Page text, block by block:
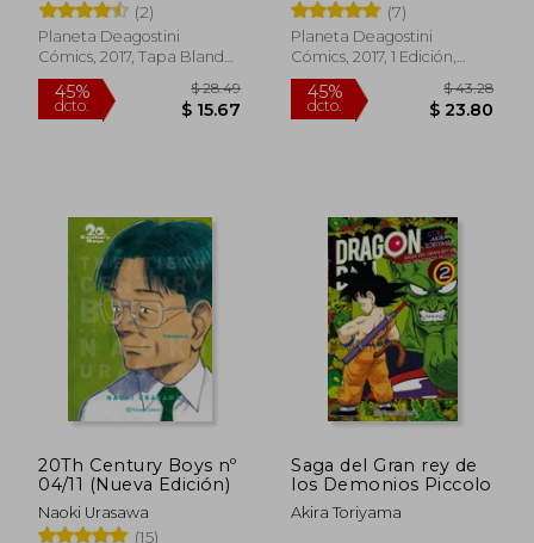
45%
dcto. $ 26.74
45%
dcto.
(2)
Planeta Deagostini
Cómics, 2017, Tapa Blanda,
Nuevo
(7)
Planeta Deagostini
Cómics, 2017, 1 Edición,
Tapa Blanda, Nuevo
20Th Century Boys nº
04/11 (Nueva Edición)
Naoki Urasawa
(15)
Saga del Gran rey de
los Demonios Piccolo
Akira Toriyama